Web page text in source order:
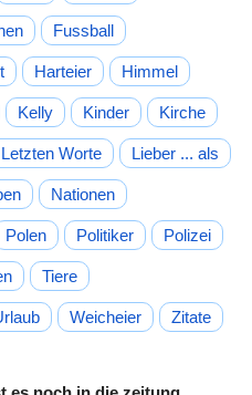
Fussball
Harteier Himmel
Kelly Kinder Kirche
Letzten Worte Lieber ... als
Nationen
Polen Politiker Polizei
Tiere
Weicheier Zitate